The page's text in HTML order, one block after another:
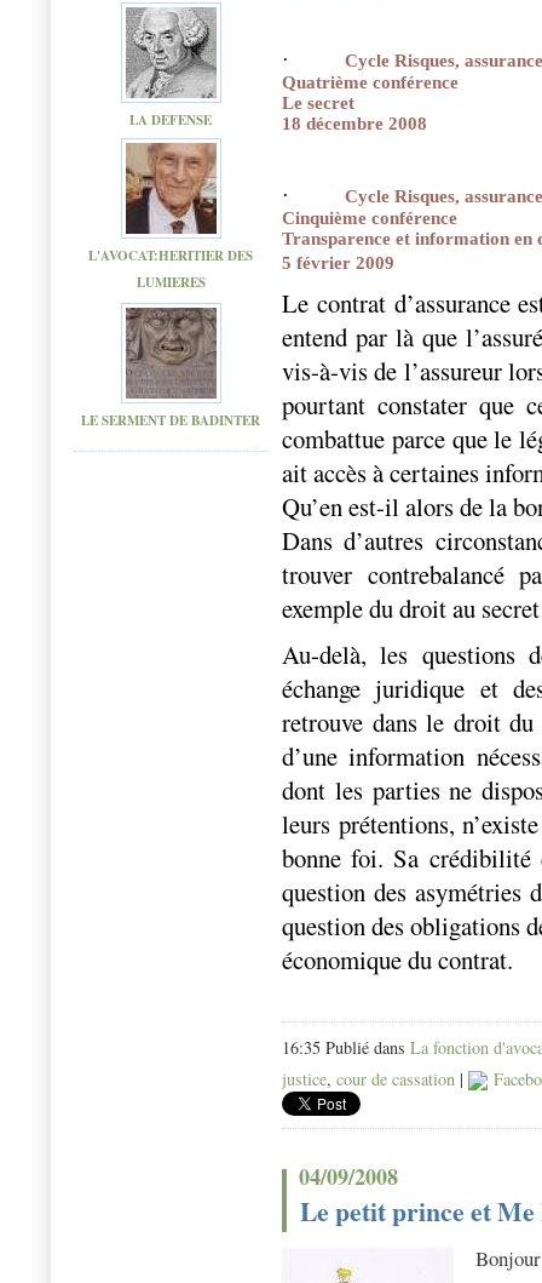
LA DEFENSE
L'AVOCAT:HERITIER DES
LUMIERES
LE SERMENT DE BADINTER
·
Cycle Risques,
Quatrième conférence
Le secret
18 décembre 2008
·
Cycle Risques,
Cinquième conférence
Transparence et information en
5 février 2009
Le contrat d’assurance
entend par là que
vis-à-vis de l’assureur
pourtant constater que
combattue parce que le
ait accès à certaines
Qu’en est-il alors de la
Dans d’autres
trouver contrebalancé
exemple du droit au
Au-delà, les questions
échange juridique et
retrouve dans le droit
d’une information
dont les parties ne
leurs prétentions,
bonne foi. Sa crédibilité
question des asymétries
question des obligations
économique du contrat.
16:35 Publié dans La fonction
justice, cour de cassation |
04/09/2008
Le petit prince et